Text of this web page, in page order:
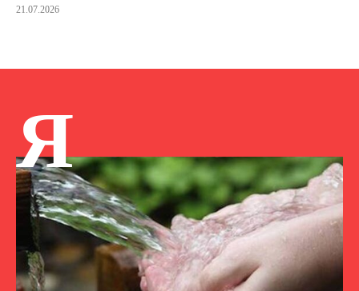
21.07.2026
Я